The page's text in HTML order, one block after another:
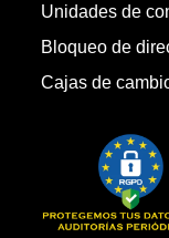
Unidades de
Bloqueo de
Cajas de